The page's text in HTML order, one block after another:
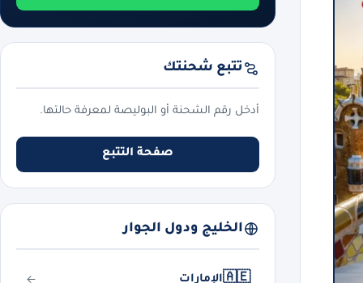
تتبع شحنتك
أدخل رقم الشحنة أو البوليصة لمعرفة حالتها.
صفحة التتبع
الخليج ودول الجوار
🇦🇪الإمارات